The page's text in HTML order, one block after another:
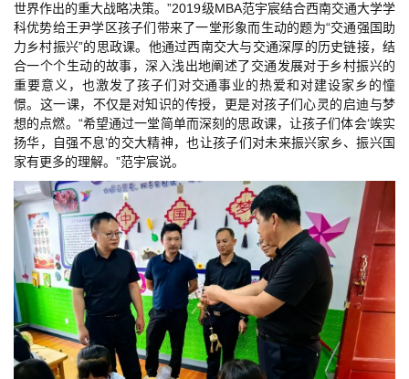
世界作出的重大战略决策。”2019级MBA范宇宸结合西南交通大学学
科优势给王尹学区孩子们带来了一堂形象而生动的题为“交通强国助
力乡村振兴”的思政课。他通过西南交大与交通深厚的历史链接，结
合一个个生动的故事，深入浅出地阐述了交通发展对于乡村振兴的
重要意义，也激发了孩子们对交通事业的热爱和对建设家乡的憧
憬。这一课，不仅是对知识的传授，更是对孩子们心灵的启迪与梦
想的点燃。“希望通过一堂简单而深刻的思政课，让孩子们体会‘竢实
扬华，自强不息’的交大精神，也让孩子们对未来振兴家乡、振兴国
家有更多的理解。”范宇宸说。